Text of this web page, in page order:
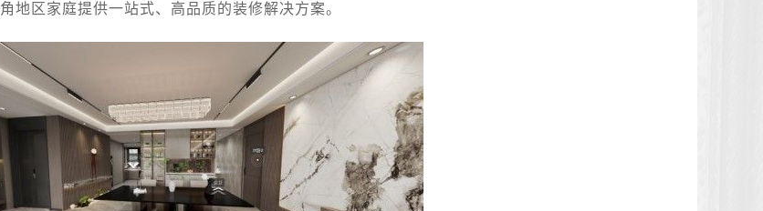
地区家庭提供一站式、高品质的装修解决方案。